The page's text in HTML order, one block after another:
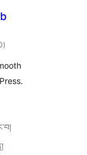
གདེང་
འཇོག་
ཚང་།
)